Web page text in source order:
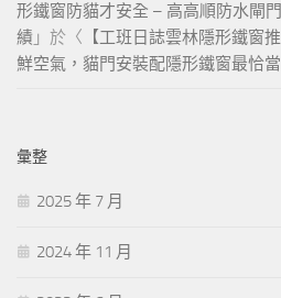
形鐵窗防貓才安全 – 高高順防水閘
績 」於〈 【工班日誌雲林隱形鐵窗
鮮空氣，貓門安裝配隱形鐵窗最恰當
彙整
2025 年 7 月
2024 年 11 月